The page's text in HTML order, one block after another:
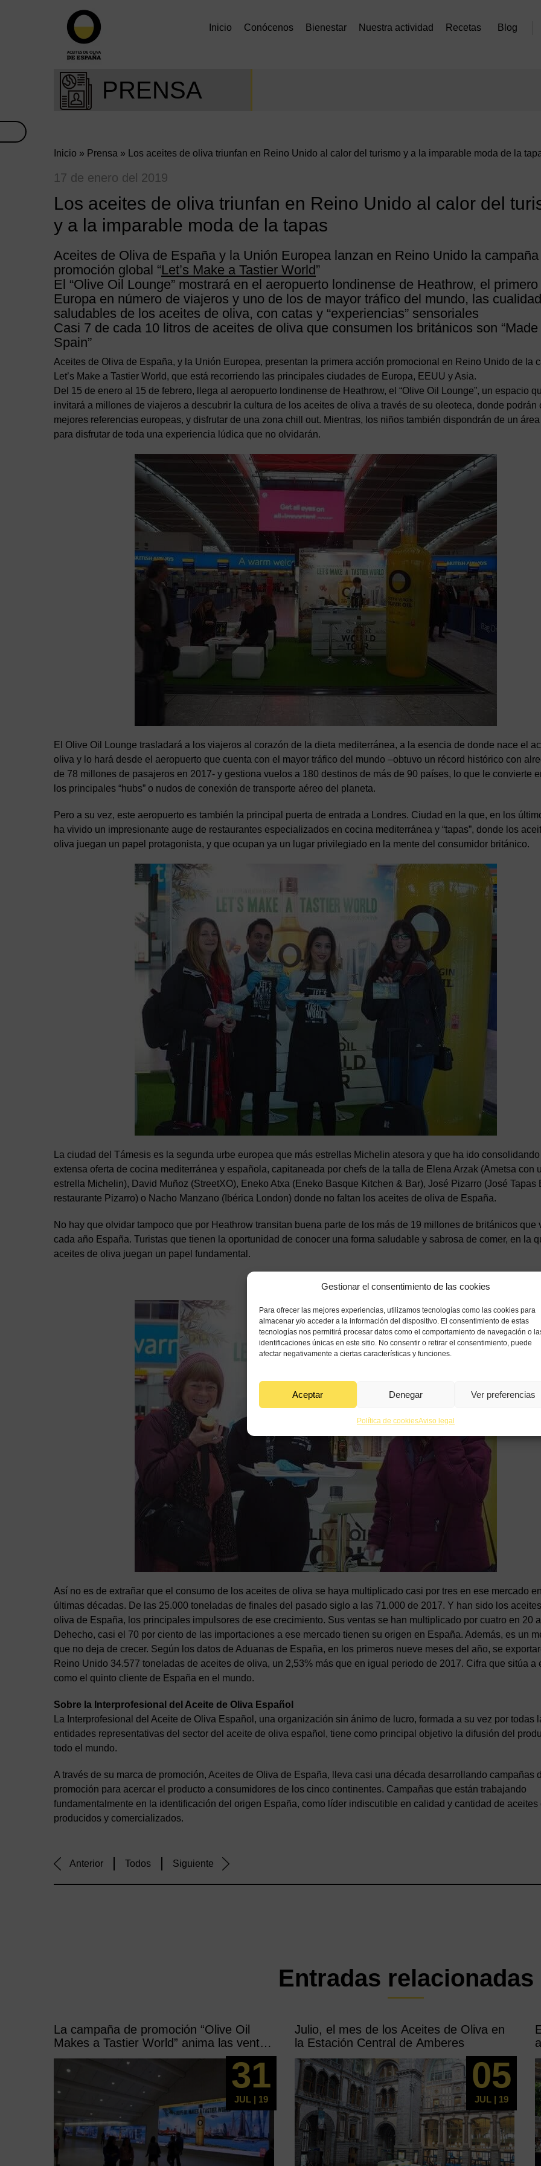
Gestionar el consentimiento de las cookies
Para ofrecer las mejores experiencias, utilizamos tecnologías como las cookies para
almacenar y/o acceder a la información del dispositivo. El consentimiento de estas
tecnologías nos permitirá procesar datos como el comportamiento de navegación o
identificaciones únicas en este sitio. No consentir o retirar el consentimiento, puede
afectar negativamente a ciertas características y funciones.
Aceptar Denegar Ver preferencias
Política de cookiesAviso legal
Inicio Conócenos Bienestar Nuestra actividad Recetas Blog
PRENSA
Inicio » Prensa » Los aceites de oliva triunfan en Reino Unido al calor del turismo y a la imparable moda de la
17 de enero del 2019
Los aceites de oliva triunfan en Reino Unido al calor del
y a la imparable moda de la tapas
Aceites de Oliva de España y la Unión Europea lanzan en Reino Unido la campaña
promoción global “Let’s Make a Tastier World”
El “Olive Oil Lounge” mostrará en el aeropuerto londinense de Heathrow, el primero
Europa en número de viajeros y uno de los de mayor tráfico del mundo, las
saludables de los aceites de oliva, con catas y “experiencias” sensoriales
Casi 7 de cada 10 litros de aceites de oliva que consumen los británicos son “Made
Spain”
Aceites de Oliva de España, y la Unión Europea, presentan la primera acción promocional en Reino Unido de la
Let’s Make a Tastier World, que está recorriendo las principales ciudades de Europa, EEUU y Asia.
Del 15 de enero al 15 de febrero, llega al aeropuerto londinense de Heathrow, el “Olive Oil Lounge”, un espacio
invitará a millones de viajeros a descubrir la cultura de los aceites de oliva a través de su oleoteca, donde podrán
mejores referencias europeas, y disfrutar de una zona chill out. Mientras, los niños también dispondrán de un
para disfrutar de toda una experiencia lúdica que no olvidarán.
El Olive Oil Lounge trasladará a los viajeros al corazón de la dieta mediterránea, a la esencia de donde nace el
oliva y lo hará desde el aeropuerto que cuenta con el mayor tráfico del mundo –obtuvo un récord histórico con
de 78 millones de pasajeros en 2017- y gestiona vuelos a 180 destinos de más de 90 países, lo que le convierte
los principales “hubs” o nudos de conexión de transporte aéreo del planeta.
Pero a su vez, este aeropuerto es también la principal puerta de entrada a Londres. Ciudad en la que, en los
ha vivido un impresionante auge de restaurantes especializados en cocina mediterránea y “tapas”, donde los
oliva juegan un papel protagonista, y que ocupan ya un lugar privilegiado en la mente del consumidor británico.
La ciudad del Támesis es la segunda urbe europea que más estrellas Michelin atesora y que ha ido
extensa oferta de cocina mediterránea y española, capitaneada por chefs de la talla de Elena Arzak (Ametsa con
estrella Michelin), David Muñoz (StreetXO), Eneko Atxa (Eneko Basque Kitchen & Bar), José Pizarro (José Tapas
restaurante Pizarro) o Nacho Manzano (Ibérica London) donde no faltan los aceites de oliva de España.
No hay que olvidar tampoco que por Heathrow transitan buena parte de los más de 19 millones de británicos que
cada año España. Turistas que tienen la oportunidad de conocer una forma saludable y sabrosa de comer, en la
aceites de oliva juegan un papel fundamental.
Así no es de extrañar que el consumo de los aceites de oliva se haya multiplicado casi por tres en ese mercado
últimas décadas. De las 25.000 toneladas de finales del pasado siglo a las 71.000 de 2017. Y han sido los
oliva de España, los principales impulsores de ese crecimiento. Sus ventas se han multiplicado por cuatro en 20
Dehecho, casi el 70 por ciento de las importaciones a ese mercado tienen su origen en España. Además, es un
que no deja de crecer. Según los datos de Aduanas de España, en los primeros nueve meses del año, se
Reino Unido 34.577 toneladas de aceites de oliva, un 2,53% más que en igual periodo de 2017. Cifra que sitúa a
como el quinto cliente de España en el mundo.
Sobre la Interprofesional del Aceite de Oliva Español
La Interprofesional del Aceite de Oliva Español, una organización sin ánimo de lucro, formada a su vez por todas
entidades representativas del sector del aceite de oliva español, tiene como principal objetivo la difusión del
todo el mundo.
A través de su marca de promoción, Aceites de Oliva de España, lleva casi una década desarrollando campañas
promoción para acercar el producto a consumidores de los cinco continentes. Campañas que están trabajando
fundamentalmente en la identificación del origen España, como líder indiscutible en calidad y cantidad de aceites
producidos y comercializados.
Anterior Todos Siguiente
Entradas relacionadas
La campaña de promoción “Olive Oil
Makes a Tastier World” anima las ventas
de los aceites de oliva en EEUU 31
JUL | 19
Julio, el mes de los Aceites de Oliva en
la Estación Central de Amberes
05
JUL | 19